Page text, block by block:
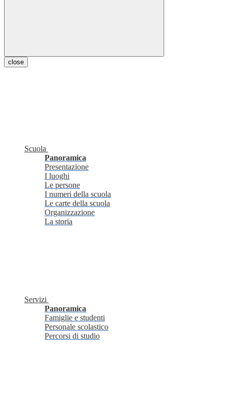
close
Scuola
Panoramica
Presentazione
I luoghi
Le persone
I numeri della scuola
Le carte della scuola
Organizzazione
La storia
Servizi
Panoramica
Famiglie e studenti
Personale scolastico
Percorsi di studio